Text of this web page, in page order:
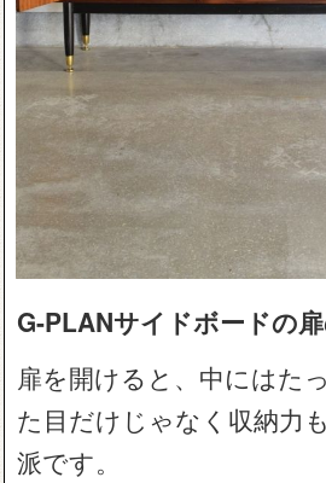
G-PLANサイドボードの
扉を開けると、中にはた
た目だけじゃなく収納力
派です。